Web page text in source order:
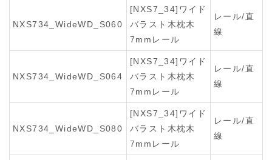
NXS734_WideWD_S060
[NXS7_34]ワイド
バラスト木枕木
7mmレール
レール/直
線
NXS734_WideWD_S064
[NXS7_34]ワイド
バラスト木枕木
7mmレール
レール/直
線
NXS734_WideWD_S080
[NXS7_34]ワイド
バラスト木枕木
7mmレール
レール/直
線